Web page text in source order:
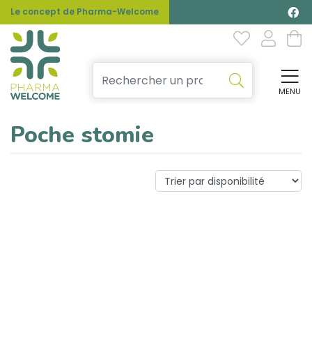
Le concept de Pharma-Welcome
MENU
Poche stomie